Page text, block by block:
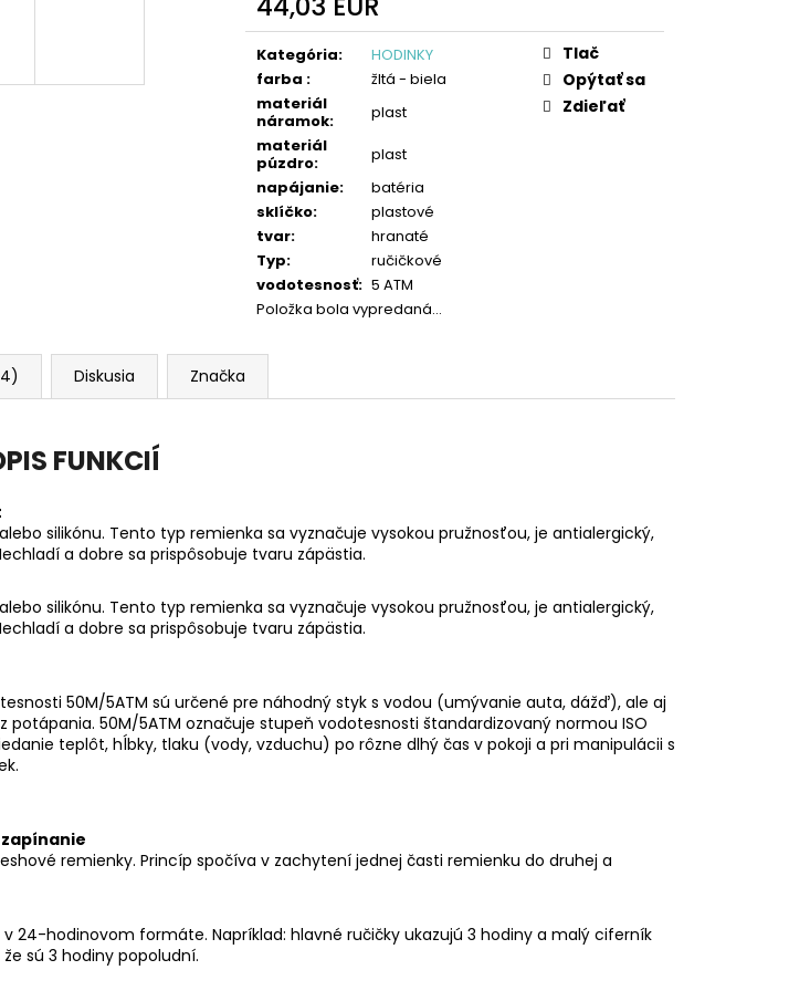
Jednotková
cena:
Kategória:
HODINKY
farba :
žltá - biela
materiál
náramok:
plast
materiál
púzdro:
plast
napájanie:
batéria
sklíčko:
plastové
tvar:
hranaté
Typ:
ručičkové
vodotesnosť: 5 ATM
Položka bola vypredaná…
Tlač
Opýtať sa
Zdieľať
M
O
Diskusia Značka
FUNKCIÍ
silikónu. Tento typ remienka sa vyznačuje vysokou pružnosťou, je antialergický,
a dobre sa prispôsobuje tvaru zápästia.
silikónu. Tento typ remienka sa vyznačuje vysokou pružnosťou, je antialergický,
a dobre sa prispôsobuje tvaru zápästia.
50M/5ATM sú určené pre náhodný styk s vodou (umývanie auta, dážď), ale aj
potápania. 50M/5ATM označuje stupeň vodotesnosti štandardizovaný normou ISO
teplôt, hĺbky, tlaku (vody, vzduchu) po rôzne dlhý čas v pokoji a pri manipulácii s
remienky. Princíp spočíva v zachytení jednej časti remienku do druhej a
24-hodinovom formáte. Napríklad: hlavné ručičky ukazujú 3 hodiny a malý ciferník
sú 3 hodiny popoludní.